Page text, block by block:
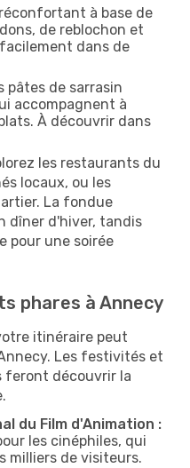
à base de
de reblochon et
dans de
pâtes de sarrasin
accompagnent à
À découvrir dans
les restaurants du
locaux, ou les
La fondue
dîner d'hiver, tandis
pour une soirée
phares à Annecy
itinéraire peut
Les festivités et
feront découvrir la
du Film d'Animation :
les cinéphiles, qui
milliers de visiteurs.